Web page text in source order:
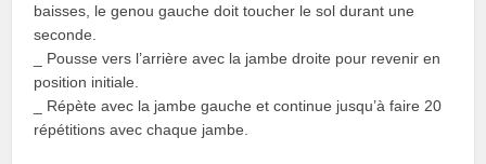
baisses, le genou gauche doit toucher le sol durant une
seconde.
_ Pousse vers l’arrière avec la jambe droite pour revenir en
position initiale.
_ Répète avec la jambe gauche et continue jusqu’à faire 20
répétitions avec chaque jambe.